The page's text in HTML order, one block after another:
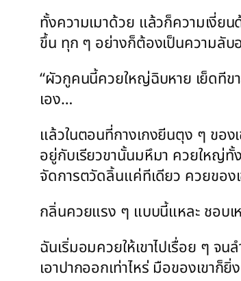
ทั้งความเมาด้วย แล้วก็ความเงี่ย
ขึ้น ทุก ๆ อย่างก็ต้องเป็นความลับ
“ผัวกูคนนี้ควยใหญ่ฉิบหาย เย็ดทีข
เอง…
แล้วในตอนที่กางเกงยีนตุง ๆ ขอ
อยู่กับเรียวขานั้นมหึมา ควยใหญ่ทั้
จัดการตวัดลิ้นแค่ทีเดียว ควยของ
กลิ่นควยแรง ๆ แบบนี้แหละ ชอบเ
ฉันเริ่มอมควยให้เขาไปเรื่อย ๆ จ
เอาปากออกเท่าไหร่ มือของเขา